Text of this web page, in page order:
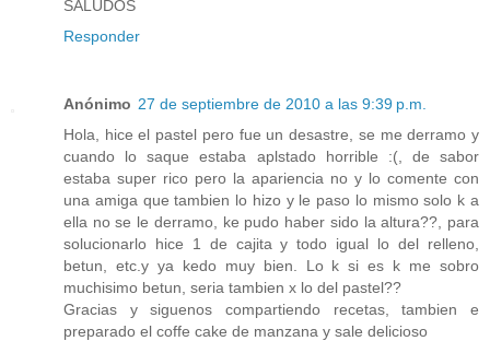
SALUDOS
Responder
Anónimo 27 de septiembre de 2010 a las 9:39 p.m.
Hola, hice el pastel pero fue un desastre, se me derramo y
cuando lo saque estaba aplstado horrible :(, de sabor
estaba super rico pero la apariencia no y lo comente con
una amiga que tambien lo hizo y le paso lo mismo solo k a
ella no se le derramo, ke pudo haber sido la altura??, para
solucionarlo hice 1 de cajita y todo igual lo del relleno,
betun, etc.y ya kedo muy bien. Lo k si es k me sobro
muchisimo betun, seria tambien x lo del pastel??
Gracias y siguenos compartiendo recetas, tambien e
preparado el coffe cake de manzana y sale delicioso